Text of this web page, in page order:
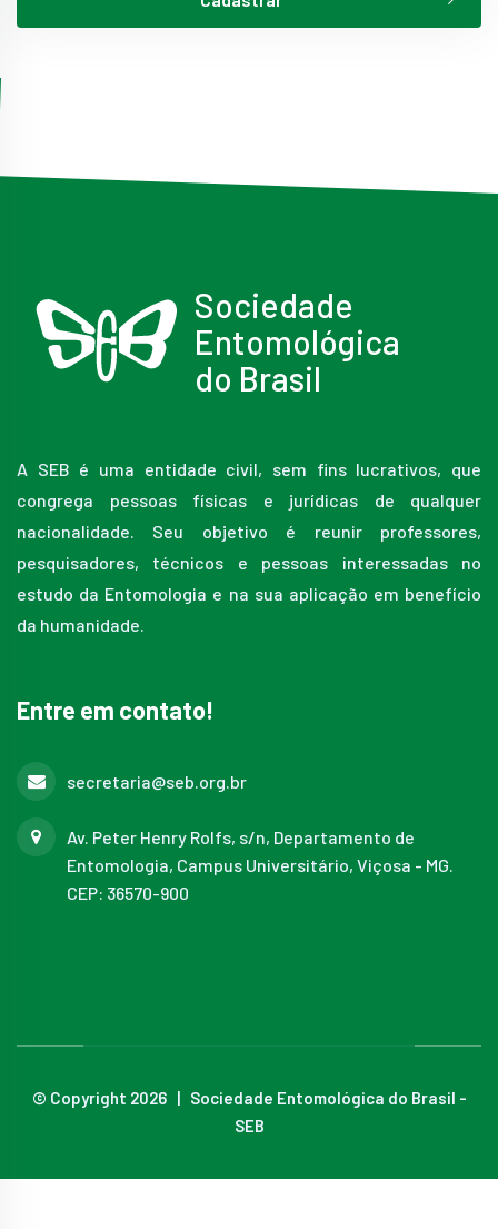
Sociedade
Entomológica
do Brasil
A SEB é uma entidade civil, sem fins lucrativos, que
congrega pessoas físicas e jurídicas de qualquer
nacionalidade. Seu objetivo é reunir professores,
pesquisadores, técnicos e pessoas interessadas no
estudo da Entomologia e na sua aplicação em benefício
da humanidade.
Entre em contato!
secretaria@seb.org.br
Av. Peter Henry Rolfs, s/n, Departamento de
Entomologia, Campus Universitário, Viçosa - MG.
CEP: 36570-900
© Copyright 2026 | Sociedade Entomológica do Brasil -
SEB